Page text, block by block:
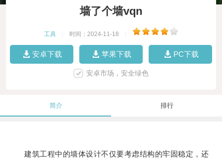
墙了个墙vqn
工具 时间：2024-11-18
安卓下载 苹果下载 PC下载
安卓市场，安全绿色
简介 排行
建筑工程中的墙体设计不仅要考虑结构的牢固稳定，还